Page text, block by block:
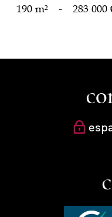
190 m² - 283 000